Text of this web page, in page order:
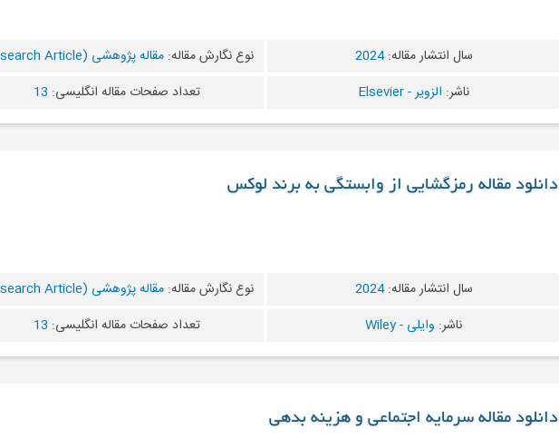
سال انتشار مقاله:2024 نوع نگارش مقاله: مقاله پژوهشی (Research Article)
ناشر: الزویر - Elsevier تعداد صفحات مقاله انگلیسی: 13
دانلود مقاله رمزگشایی از وابستگی به برند لوکس
سال انتشار مقاله:2024 نوع نگارش مقاله: مقاله پژوهشی (Research Article)
ناشر: وایلی - Wiley تعداد صفحات مقاله انگلیسی: 13
دانلود مقاله سرمایه اجتماعی و هزینه بدهی